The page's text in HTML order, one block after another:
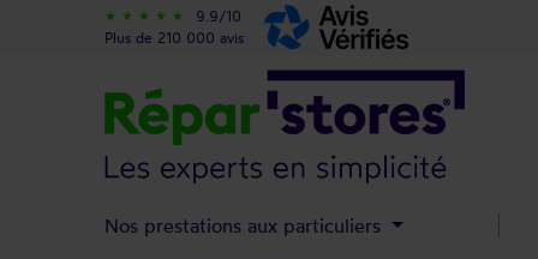
star_rate star_rate star_rate star_rate star_rate
9.9/10
Plus de 210 000 avis
Nos prestations aux particuliers